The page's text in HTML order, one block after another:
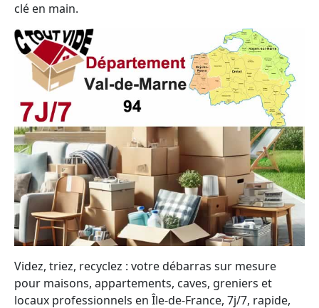
clé en main.
Videz, triez, recyclez : votre débarras sur mesure
pour maisons, appartements, caves, greniers et
locaux professionnels en Île-de-France, 7j/7, rapide,